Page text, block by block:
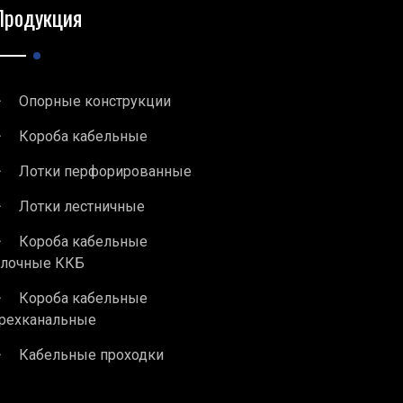
Опорные конструкции
Короба кабельные
Лотки перфорированные
Лотки лестничные
Короба кабельные
ККБ
Короба кабельные
Кабельные проходки